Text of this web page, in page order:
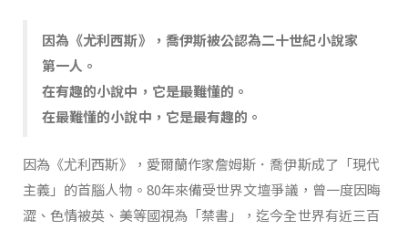
因為《尤利西斯》，喬伊斯被公認為二十世紀小說家
第一人。
在有趣的小說中，它是最難懂的。
在最難懂的小說中，它是最有趣的。
因為《尤利西斯》，愛爾蘭作家詹姆斯．喬伊斯成了「現代
主義」的首腦人物。80年來備受世界文壇爭議，曾一度因晦
澀、色情被英、美等國視為「禁書」，迄今全世界有近三百